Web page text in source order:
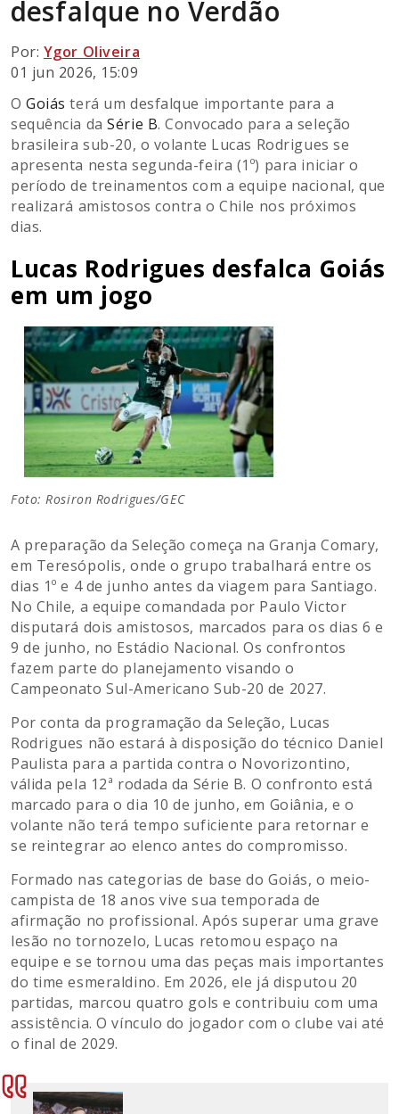
desfalque no Verdão
Por: Ygor Oliveira
01 jun 2026, 15:09
OGoiás terá um desfalque importante para a
sequência daSérie B. Convocado para a seleção
brasileira sub-20, o volante Lucas Rodrigues se
apresenta nesta segunda-feira (1º) para iniciar o
período de treinamentos com a equipe nacional, que
realizará amistosos contra o Chile nos próximos
dias.
Lucas Rodrigues desfalca Goiás
em um jogo
Foto: Rosiron Rodrigues/GEC
A preparação da Seleção começa na Granja Comary,
em Teresópolis, onde o grupo trabalhará entre os
dias 1º e 4 de junho antes da viagem para Santiago.
No Chile, a equipe comandada por Paulo Victor
disputará dois amistosos, marcados para os dias 6 e
9 de junho, no Estádio Nacional. Os confrontos
fazem parte do planejamento visando o
Campeonato Sul-Americano Sub-20 de 2027.
Por conta da programação da Seleção, Lucas
Rodrigues não estará à disposição do técnico Daniel
Paulista para a partida contra o Novorizontino,
válida pela 12ª rodada da Série B. O confronto está
marcado para o dia 10 de junho, em Goiânia, e o
volante não terá tempo suficiente para retornar e
se reintegrar ao elenco antes do compromisso.
Formado nas categorias de base do Goiás, o meio-
campista de 18 anos vive sua temporada de
afirmação no profissional. Após superar uma grave
lesão no tornozelo, Lucas retomou espaço na
equipe e se tornou uma das peças mais importantes
do time esmeraldino. Em 2026, ele já disputou 20
partidas, marcou quatro gols e contribuiu com uma
assistência. O vínculo do jogador com o clube vai até
o final de 2029.